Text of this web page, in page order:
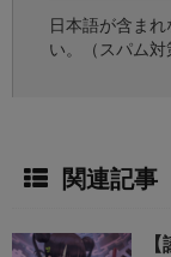
日本語が含ま
い。（スパム対
関連記事